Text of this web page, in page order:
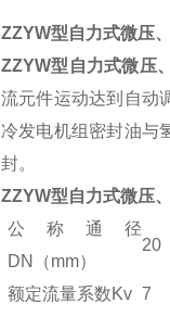
ZZYW型自力式微压
ZZYW型自力式微压
流元件运动达到自动
冷发电机组密封油与
封。
ZZYW型自力式微压
公称通径
DN（mm）
20
额定流量系数Kv 7